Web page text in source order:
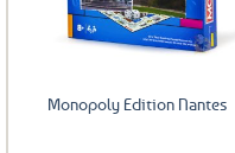
favoris
Monopoly Edition Nantes